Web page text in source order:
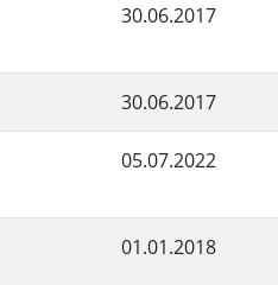
30.06.2017
30.06.2017
05.07.2022
01.01.2018